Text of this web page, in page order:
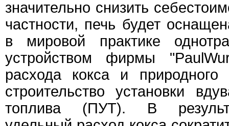
значительно снизить
частности, печь будет
в мировой практике
устройством фирмы
расхода кокса и природного
строительство установки
топлива (ПУТ). В